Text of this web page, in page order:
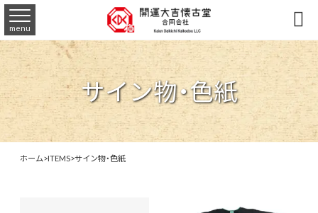
menu 
サイン物・色紙
ホーム>ITEMS>サイン物・色紙